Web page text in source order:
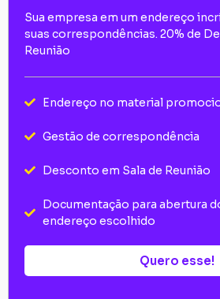
Sua empresa em um endereço
suas correspondências. 20% de
Reunião
Endereço no material
Gestão de correspondência
Desconto em Sala de Reunião
Documentação para abertura
endereço escolhido
Quero esse!